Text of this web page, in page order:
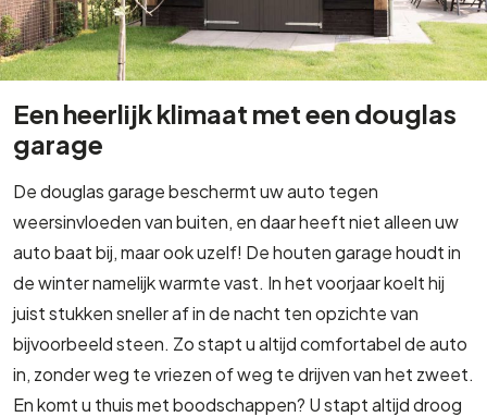
Een heerlijk klimaat met een douglas
garage
De douglas garage beschermt uw auto tegen
weersinvloeden van buiten, en daar heeft niet alleen uw
auto baat bij, maar ook uzelf! De houten garage houdt in
de winter namelijk warmte vast. In het voorjaar koelt hij
juist stukken sneller af in de nacht ten opzichte van
bijvoorbeeld steen. Zo stapt u altijd comfortabel de auto
in, zonder weg te vriezen of weg te drijven van het zweet.
En komt u thuis met boodschappen? U stapt altijd droog